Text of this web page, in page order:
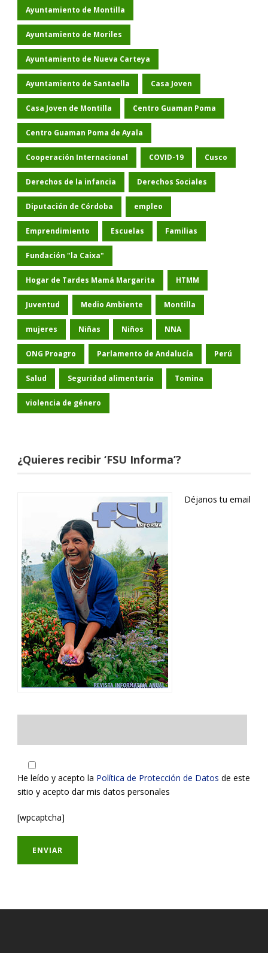
Ayuntamiento de Montilla
Ayuntamiento de Moriles
Ayuntamiento de Nueva Carteya
Ayuntamiento de Santaella Casa Joven
Casa Joven de Montilla Centro Guaman Poma
Centro Guaman Poma de Ayala
Cooperación Internacional COVID-19 Cusco
Derechos de la infancia Derechos Sociales
Diputación de Córdoba empleo
Emprendimiento Escuelas Familias
Fundación "la Caixa"
Hogar de Tardes Mamá Margarita HTMM
Juventud Medio Ambiente Montilla
mujeres Niñas Niños NNA
ONG Proagro Parlamento de Andalucía Perú
Salud Seguridad alimentaria Tomina
violencia de género
¿Quieres recibir ‘FSU Informa’?
Déjanos tu email
He leído y acepto la Política de Protección de Datos de este
sitio y acepto dar mis datos personales
[wpcaptcha]